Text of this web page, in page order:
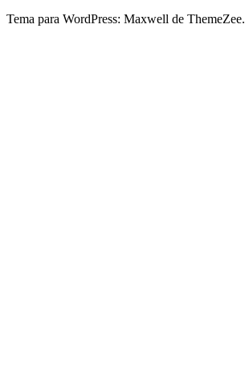
Tema para WordPress: Maxwell de ThemeZee.